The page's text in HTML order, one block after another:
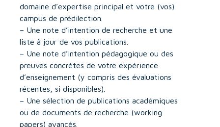
domaine d’expertise principal et votre (vos)
campus de prédilection.
– Une note d’intention de recherche et une
liste à jour de vos publications.
– Une note d’intention pédagogique ou des
preuves concrètes de votre expérience
d’enseignement (y compris des évaluations
récentes, si disponibles).
– Une sélection de publications académiques
ou de documents de recherche (working
papers) avancés.